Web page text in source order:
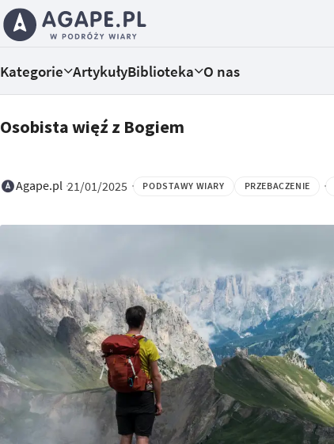
Kategorie ArtykułyBiblioteka O nas
Osobista więź z Bogiem
Agape.pl 21/01/2025 PODSTAWY WIARY PRZEBACZENIE